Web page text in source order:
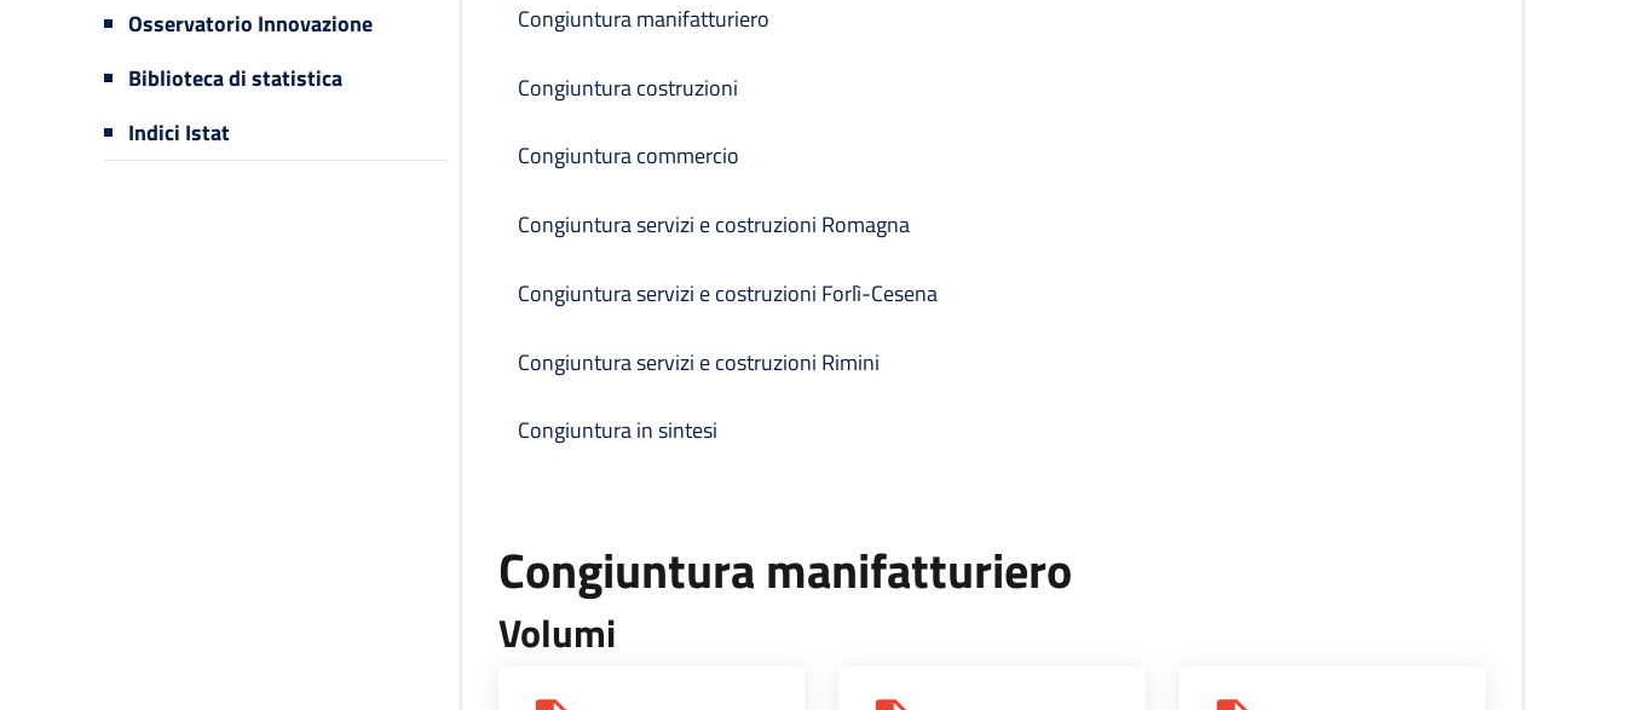
Osservatorio Innovazione
Biblioteca di statistica
Indici Istat
Congiuntura manifatturiero
Congiuntura costruzioni
Congiuntura commercio
Congiuntura servizi e costruzioni Romagna
Congiuntura servizi e costruzioni Forlì-Cesena
Congiuntura servizi e costruzioni Rimini
Congiuntura in sintesi
Congiuntura manifatturiero
Volumi